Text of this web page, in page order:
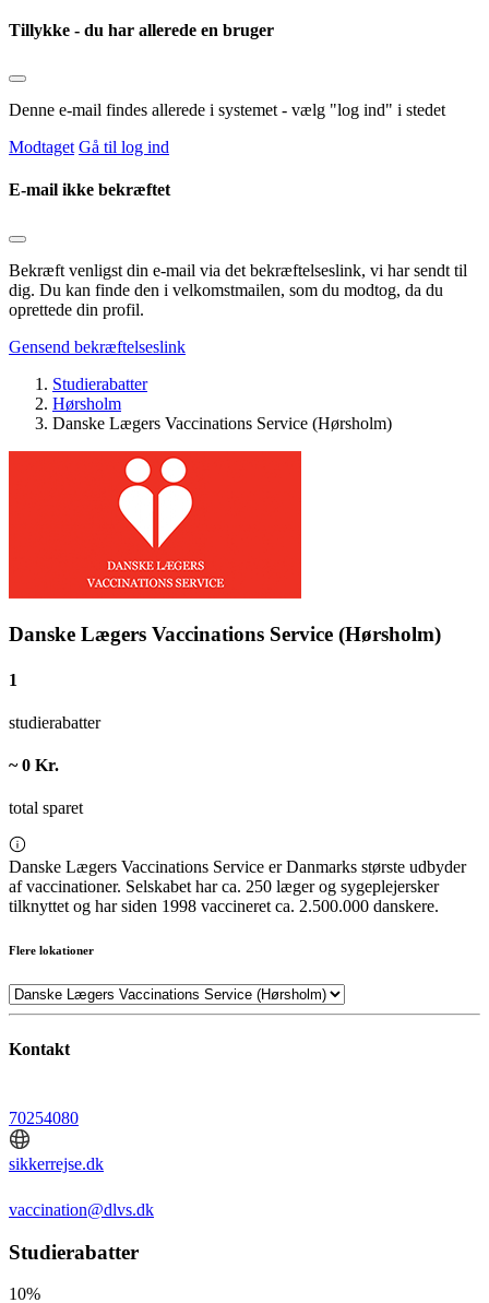
Tillykke - du har allerede en bruger
Denne e-mail findes allerede i systemet - vælg "log ind" i stedet
Modtaget Gå til log ind
E-mail ikke bekræftet
Bekræft venligst din e-mail via det bekræftelseslink, vi har sendt til
dig. Du kan finde den i velkomstmailen, som du modtog, da du
oprettede din profil.
Gensend bekræftelseslink
Studierabatter
Hørsholm
Danske Lægers Vaccinations Service (Hørsholm)
Danske Lægers Vaccinations Service (Hørsholm)
1
studierabatter
~ 0 Kr.
total sparet
Danske Lægers Vaccinations Service er Danmarks største udbyder
af vaccinationer. Selskabet har ca. 250 læger og sygeplejersker
tilknyttet og har siden 1998 vaccineret ca. 2.500.000 danskere.
Flere lokationer
Kontakt
70254080
sikkerrejse.dk
vaccination@dlvs.dk
Studierabatter
10%